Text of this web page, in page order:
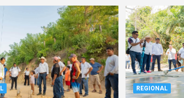
REGIONAL